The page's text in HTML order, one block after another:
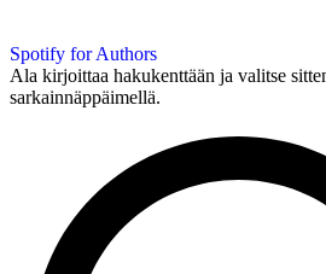
Spotify for Authors
Ala kirjoittaa hakukenttään ja valitse
sarkainnäppäimellä.